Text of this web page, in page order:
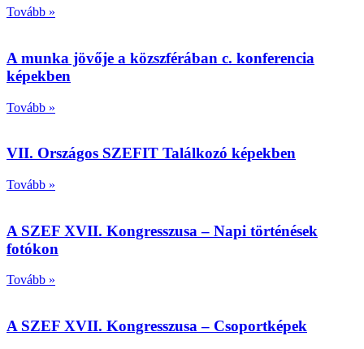
Tovább »
A munka jövője a közszférában c. konferencia
képekben
Tovább »
VII. Országos SZEFIT Találkozó képekben
Tovább »
A SZEF XVII. Kongresszusa – Napi történések
fotókon
Tovább »
A SZEF XVII. Kongresszusa – Csoportképek